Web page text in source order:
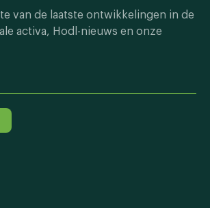
van de laatste ontwikkelingen in de
activa, Hodl-nieuws en onze